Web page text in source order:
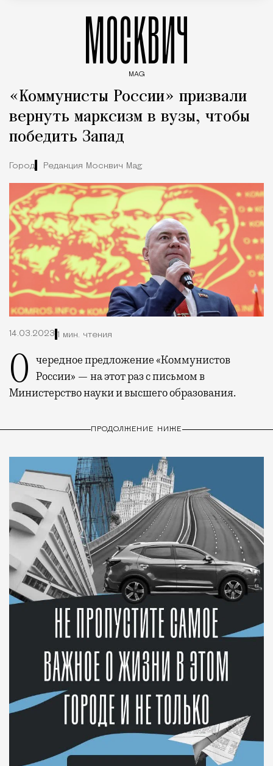
МОСКВИЧ
MAG
«Коммунисты России» призвали
вернуть марксизм в вузы, чтобы
победить Запад
Город Редакция Москвич Mag
14.03.2023 1 мин. чтения
Очередное предложение «Коммунистов России» — на этот раз с письмом в
Министерство науки и высшего образования.
ПРОДОЛЖЕНИЕ НИЖЕ